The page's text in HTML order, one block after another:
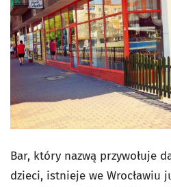
Bar, który nazwą przywołuje
dzieci, istnieje we Wrocławiu